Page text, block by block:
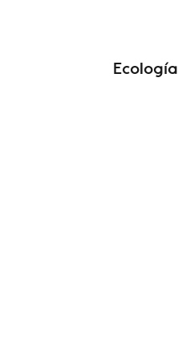
Ecología